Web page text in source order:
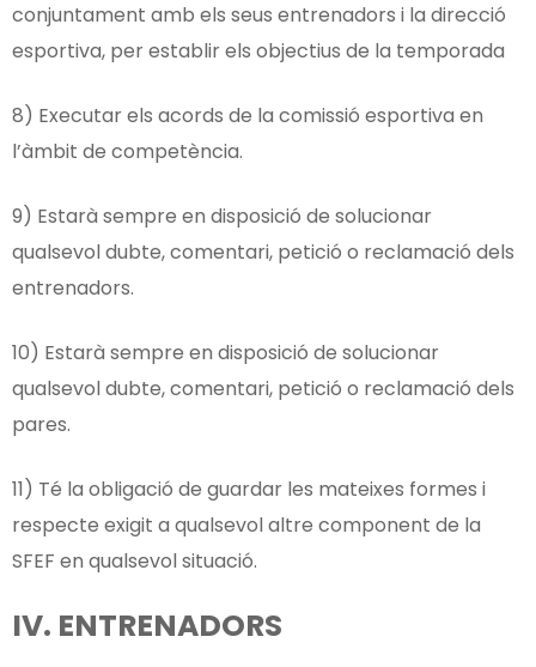
conjuntament amb els seus entrenadors i la direcció
esportiva, per establir els objectius de la temporada
8) Executar els acords de la comissió esportiva en
l’àmbit de competència.
9) Estarà sempre en disposició de solucionar
qualsevol dubte, comentari, petició o reclamació dels
entrenadors.
10) Estarà sempre en disposició de solucionar
qualsevol dubte, comentari, petició o reclamació dels
pares.
11) Té la obligació de guardar les mateixes formes i
respecte exigit a qualsevol altre component de la
SFEF en qualsevol situació.
IV. ENTRENADORS